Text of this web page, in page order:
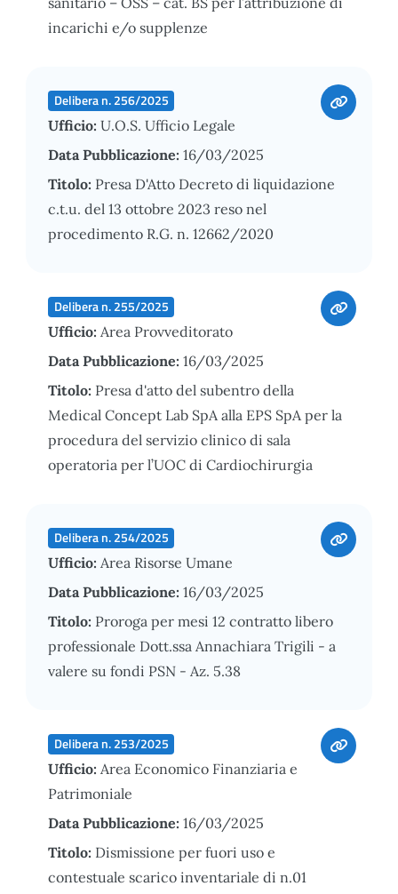
incarichi e/o supplenze
Delibera n. 256/2025
Ufficio: U.O.S. Ufficio Legale
Data Pubblicazione: 16/03/2025
Titolo: Presa D'Atto Decreto di liquidazione
c.t.u. del 13 ottobre 2023 reso nel
procedimento R.G. n. 12662/2020
Delibera n. 255/2025
Ufficio: Area Provveditorato
Data Pubblicazione: 16/03/2025
Titolo: Presa d'atto del subentro della
Medical Concept Lab SpA alla EPS SpA per la
procedura del servizio clinico di sala
operatoria per l’UOC di Cardiochirurgia
Delibera n. 254/2025
Ufficio: Area Risorse Umane
Data Pubblicazione: 16/03/2025
Titolo: Proroga per mesi 12 contratto libero
professionale Dott.ssa Annachiara Trigili - a
valere su fondi PSN - Az. 5.38
Delibera n. 253/2025
Ufficio: Area Economico Finanziaria e
Patrimoniale
Data Pubblicazione: 16/03/2025
Titolo: Dismissione per fuori uso e
contestuale scarico inventariale di n.01